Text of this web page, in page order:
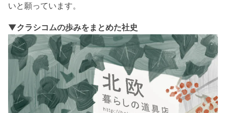
いと願っています。
▼クラシコムの歩みをまとめた社史